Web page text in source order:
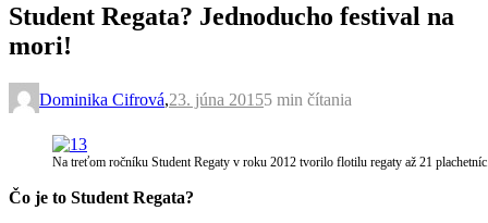
Student Regata? Jednoducho festival na
mori!
Dominika Cifrová,23. júna 20155 min čítania
Na treťom ročníku Student Regaty v roku 2012 tvorilo flotilu regaty až 21
Čo je to Student Regata?